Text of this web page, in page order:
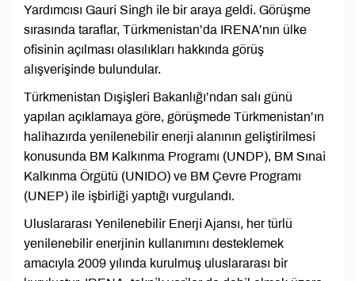
Yardımcısı Gauri Singh ile bir araya geldi. Görüşme
sırasında taraflar, Türkmenistan’da IRENA’nın ülke
ofisinin açılması olasılıkları hakkında görüş
alışverişinde bulundular.
Türkmenistan Dışişleri Bakanlığı’ndan salı günü
yapılan açıklamaya göre, görüşmede Türkmenistan’ın
halihazırda yenilenebilir enerji alanının geliştirilmesi
konusunda BM Kalkınma Programı (UNDP), BM Sınai
Kalkınma Örgütü (UNIDO) ve BM Çevre Programı
(UNEP) ile işbirliği yaptığı vurgulandı.
Uluslararası Yenilenebilir Enerji Ajansı, her türlü
yenilenebilir enerjinin kullanımını desteklemek
amacıyla 2009 yılında kurulmuş uluslararası bir